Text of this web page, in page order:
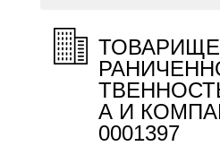
А И
0001397